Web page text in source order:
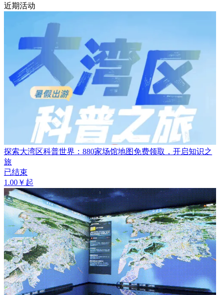
近期活动
探索大湾区科普世界：880家场馆地图免费领取，开启知识之
旅
已结束
1.00￥起